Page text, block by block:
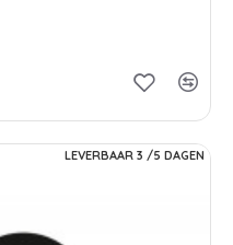
LEVERBAAR 3 /5 DAGEN